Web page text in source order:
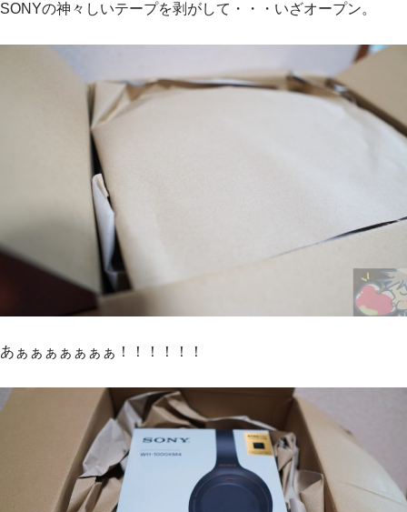
SONYの神々しいテープを剥がして・・・いざオープン。
あぁぁぁぁぁぁぁ！！！！！！